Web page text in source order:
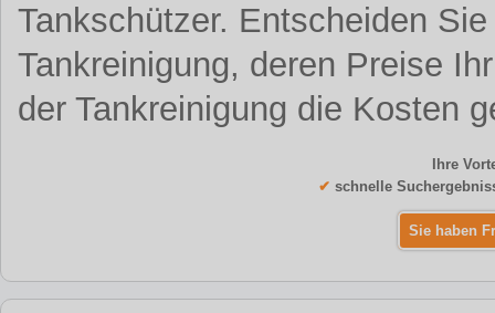
Tankschützer. Entscheiden
Tankreinigung, deren Preise
der Tankreinigung die Kosten
Ihre
✔ schnelle
Sie haben